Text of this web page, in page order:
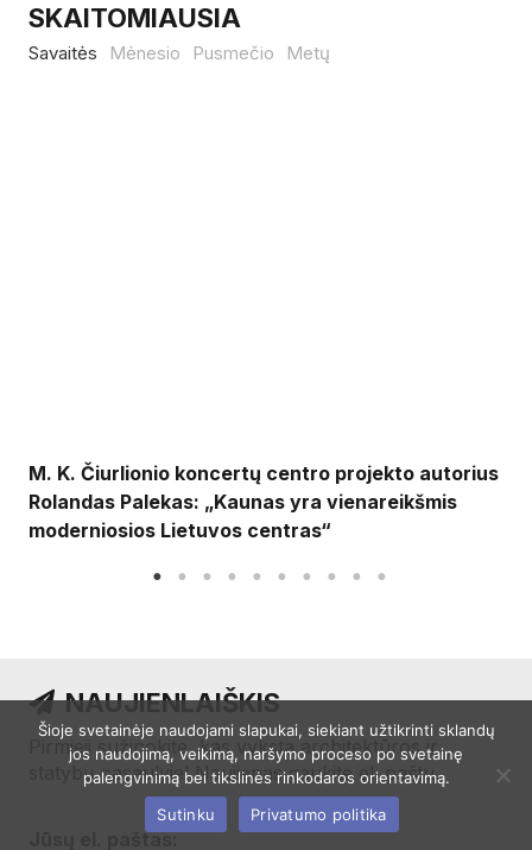
SKAITOMIAUSIA
Savaitės Mėnesio Pusmečio Metų
M. K. Čiurlionio koncertų centro projekto autorius
Rolandas Palekas: „Kaunas yra vienareikšmis
moderniosios Lietuvos centras“
NAUJIENLAIŠKIS
Pirmieji sužinokite, kas vyksta architektūros ir
statybų pasaulyje! Naujienas gaukite el. paštu.
Jūsų el. paštas:
Šioje svetainėje naudojami slapukai, siekiant užtikrinti sklandų
jos naudojimą, veikimą, naršymo proceso po svetainę
palengvinimą bei tikslinės rinkodaros orientavimą.
Sutinku
Privatumo politika